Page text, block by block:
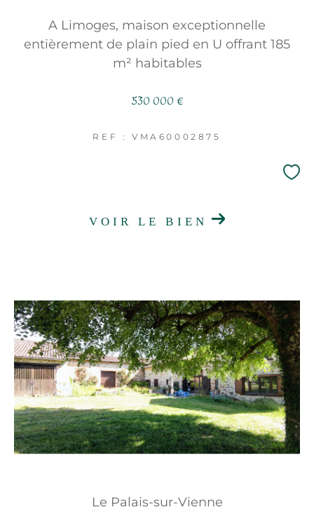
A Limoges, maison exceptionnelle
entièrement de plain pied en U offrant 185
m² habitables
530 000 €
REF : VMA60002875
VOIR LE BIEN
Le Palais-sur-Vienne
COUPS DE COEUR
EXCLUSIVITÉS NOUVEAUTÉS
RECHERCHER